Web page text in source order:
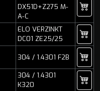
DX51D+Z275 M-
A-C
ELO VERZINKT
DC01 ZE25/25
304 / 1.4301 F2B
304 / 1.4301
K320